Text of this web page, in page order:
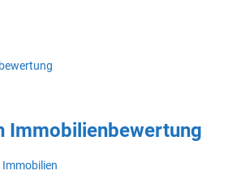
Immobilienbewertung